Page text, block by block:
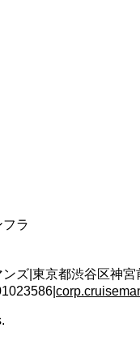
ラ
ズ 東京都渋谷区神